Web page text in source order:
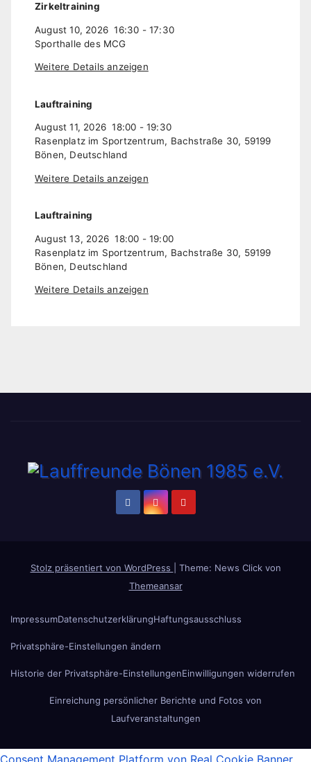
Zirkeltraining
August 10, 2026 16:30 -17:30
Sporthalle des MCG
Weitere Details anzeigen
Lauftraining
August 11, 2026 18:00 -19:30
Rasenplatz im Sportzentrum, Bachstraße 30, 59199
Bönen, Deutschland
Weitere Details anzeigen
Lauftraining
August 13, 2026 18:00 -19:00
Rasenplatz im Sportzentrum, Bachstraße 30, 59199
Bönen, Deutschland
Weitere Details anzeigen
Stolz präsentiert von WordPress
Theme: News Click von
Themeansar
ImpressumDatenschutzerklärungHaftungsausschluss
Privatsphäre-Einstellungen ändern
Historie der Privatsphäre-EinstellungenEinwilligungen widerrufen
Einreichung persönlicher Berichte und Fotos von
Laufveranstaltungen
Consent Management Platform von Real Cookie Banner